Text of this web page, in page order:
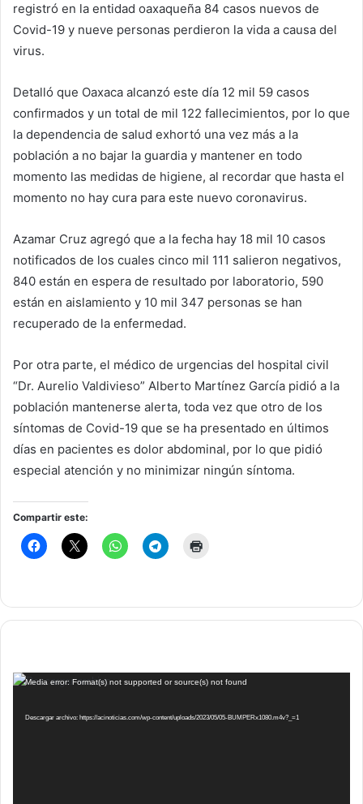
registró en la entidad oaxaqueña 84 casos nuevos de
Covid-19 y nueve personas perdieron la vida a causa del
virus.
Detalló que Oaxaca alcanzó este día 12 mil 59 casos
confirmados y un total de mil 122 fallecimientos, por lo que
la dependencia de salud exhortó una vez más a la
población a no bajar la guardia y mantener en todo
momento las medidas de higiene, al recordar que hasta el
momento no hay cura para este nuevo coronavirus.
Azamar Cruz agregó que a la fecha hay 18 mil 10 casos
notificados de los cuales cinco mil 111 salieron negativos,
840 están en espera de resultado por laboratorio, 590
están en aislamiento y 10 mil 347 personas se han
recuperado de la enfermedad.
Por otra parte, el médico de urgencias del hospital civil
“Dr. Aurelio Valdivieso” Alberto Martínez García pidió a la
población mantenerse alerta, toda vez que otro de los
síntomas de Covid-19 que se ha presentado en últimos
días en pacientes es dolor abdominal, por lo que pidió
especial atención y no minimizar ningún síntoma.
Compartir este:
Reproductor
vídeo
Media error: Format(s) not supported or source(s) not found
Descargar archivo: https://acinoticias.com/wp-content/uploads/2023/05/05-BUMPERx1080.m4v?_=1